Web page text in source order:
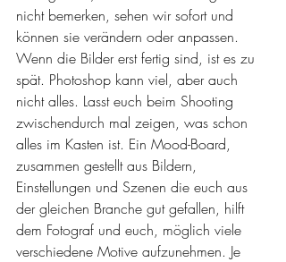
nicht bemerken, sehen wir sofort und
können sie verändern oder anpassen.
Wenn die Bilder erst fertig sind, ist es zu
spät. Photoshop kann viel, aber auch
nicht alles. Lasst euch beim Shooting
zwischendurch mal zeigen, was schon
alles im Kasten ist. Ein Mood-Board,
zusammen gestellt aus Bildern,
Einstellungen und Szenen die euch aus
der gleichen Branche gut gefallen, hilft
dem Fotograf und euch, möglich viele
verschiedene Motive aufzunehmen. Je